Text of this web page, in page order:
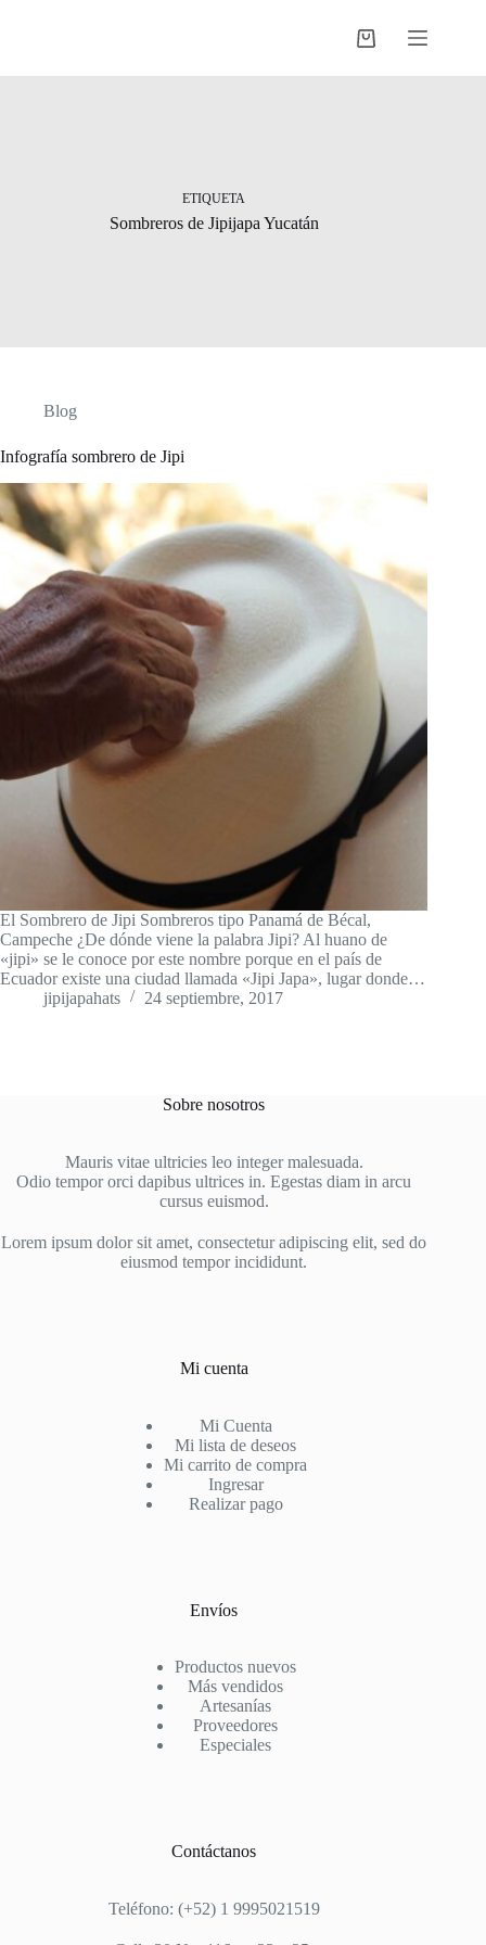
Shopping
ETIQUETA
Sombreros de Jipijapa Yucatán
Blog
Infografía sombrero de Jipi
El Sombrero de Jipi Sombreros tipo Panamá de Bécal,
Campeche ¿De dónde viene la palabra Jipi? Al huano de
«jipi» se le conoce por este nombre porque en el país de
Ecuador existe una ciudad llamada «Jipi Japa», lugar donde…
jipijapahats
24 septiembre, 2017
Sobre nosotros
Mauris vitae ultricies leo integer malesuada.
Odio tempor orci dapibus ultrices in. Egestas diam in arcu
cursus euismod.
Lorem ipsum dolor sit amet, consectetur adipiscing elit, sed do
eiusmod tempor incididunt.
Mi cuenta
Mi Cuenta
Mi lista de deseos
Mi carrito de compra
Ingresar
Realizar pago
Envíos
Productos nuevos
Más vendidos
Artesanías
Proveedores
Especiales
Contáctanos
Teléfono: (+52) 1 9995021519